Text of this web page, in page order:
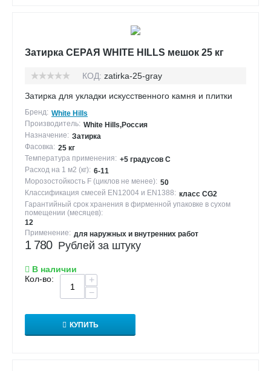
Затирка СЕРАЯ WHITE HILLS мешок 25 кг
КОД: zatirka-25-gray
Затирка для укладки искусственного камня и плитки
Бренд: White Hills
Производитель: White Hills,Россия
Назначение: Затирка
Фасовка: 25 кг
Температура применения: +5 градусов С
Расход на 1 м2 (кг): 6-11
Морозостойкость F (циклов не менее): 50
Классификация смесей EN12004 и EN1388: класс CG2
Гарантийный срок хранения в фирменной упаковке в сухом
помещении (месяцев):
12
Применение: для наружных и внутренних работ
1 780 Рублей за штуку
В наличии
Кол-во:
+
−
КУПИТЬ